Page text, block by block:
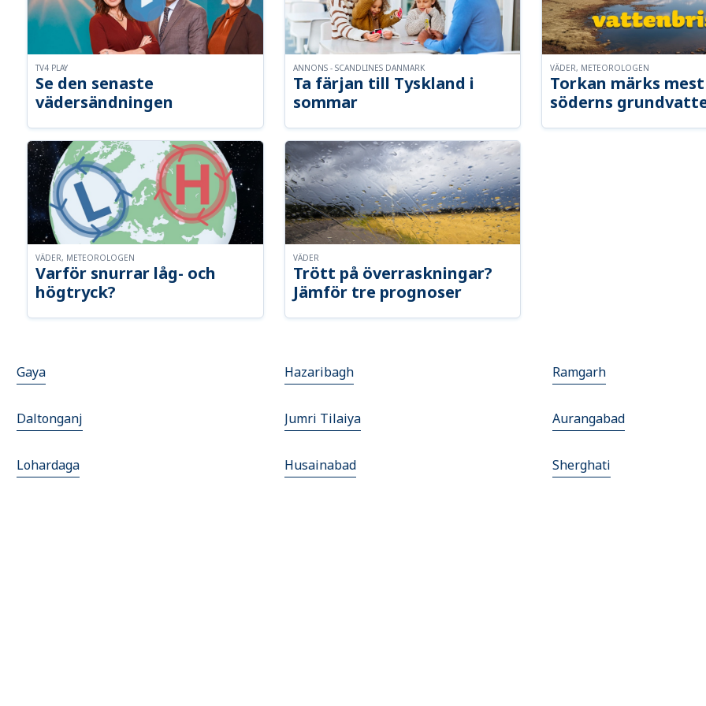
Se den senaste
vädersändningen
TV4 PLAY
Ta färjan till Tyskland i
sommar
ANNONS - SCANDLINES DANMARK
Torkan märks
söderns
VÄDER, METEOROLOGEN
Varför snurrar låg- och
högtryck?
VÄDER, METEOROLOGEN
Trött på överraskningar?
Jämför tre prognoser
VÄDER
Gaya Hazaribagh Ramgarh
Daltonganj Jumri Tilaiya Aurangabad
Lohardaga Husainabad Sherghati